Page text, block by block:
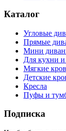
Каталог
Угловые
Прямые
Мини
Для кухни
Мягкие
Детские
Кресла
Пуфы и
Подписка